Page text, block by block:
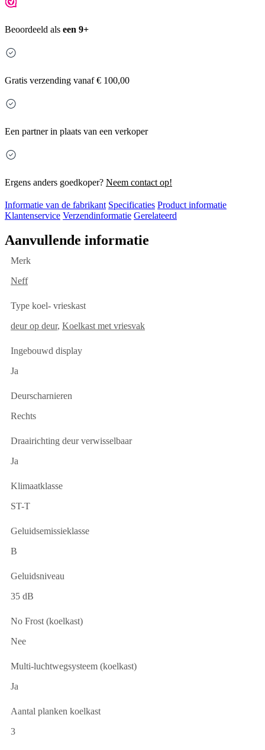
Beoordeeld als een 9+
Gratis verzending vanaf € 100,00
Een partner in plaats van een verkoper
Ergens anders goedkoper? Neem contact op!
Informatie van de fabrikant Specificaties Product informatie
Klantenservice Verzendinformatie Gerelateerd
Aanvullende informatie
Merk
Neff
Type koel- vrieskast
deur op deur, Koelkast met vriesvak
Ingebouwd display
Ja
Deurscharnieren
Rechts
Draairichting deur verwisselbaar
Ja
Klimaatklasse
ST-T
Geluidsemissieklasse
B
Geluidsniveau
35 dB
No Frost (koelkast)
Nee
Multi-luchtwegsysteem (koelkast)
Ja
Aantal planken koelkast
3